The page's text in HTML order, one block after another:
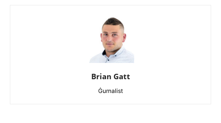
Brian Gatt
Ġurnalist